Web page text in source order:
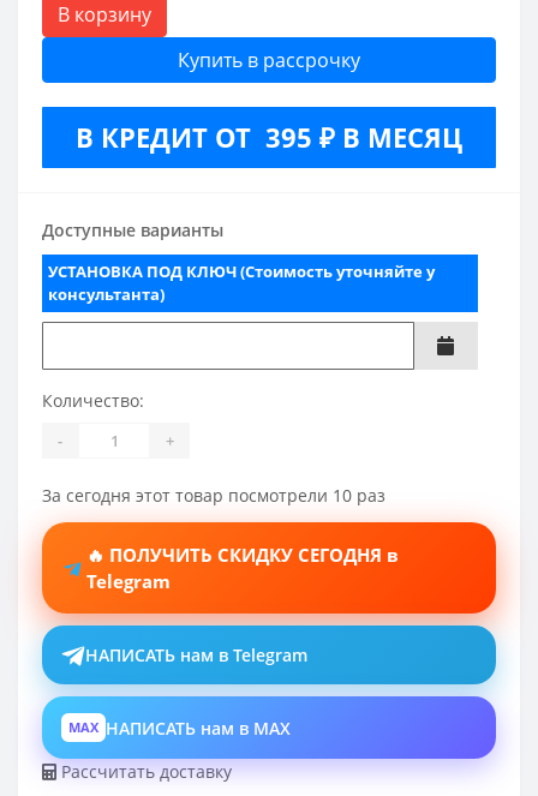
В корзину
Купить в рассрочку
В КРЕДИТ ОТ 395 ₽ В МЕСЯЦ
Доступные варианты
УСТАНОВКА ПОД КЛЮЧ (Стоимость уточняйте у
консультанта)
Количество:
- +
За сегодня этот товар посмотрели 10 раз
🔥 ПОЛУЧИТЬ СКИДКУ СЕГОДНЯ в
Telegram
НАПИСАТЬ нам в Telegram
MAX НАПИСАТЬ нам в MAX
Рассчитать доставку